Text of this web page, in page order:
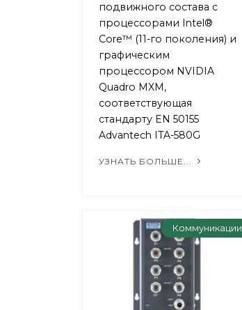
подвижного состава с
процессорами Intel®
Core™ (11-го поколения) и
графическим
процессором NVIDIA
Quadro MXM,
соответствующая
стандарту EN 50155
Advantech ITA-580G
УЗНАТЬ БОЛЬШЕ...
Коммуникации